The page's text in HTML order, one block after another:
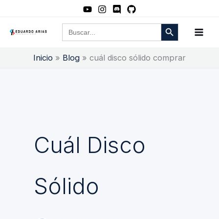
contenido
Buscar: Botón de búsqueda
Inicio Blog cuál disco sólido comprar
Cuál Disco
Sólido